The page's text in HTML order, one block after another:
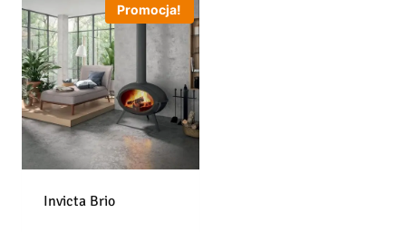
Promocja!
Invicta Brio